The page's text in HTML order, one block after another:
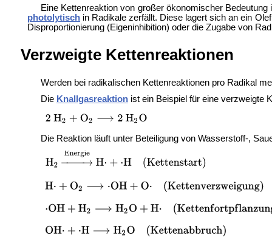
Eine Kettenreaktion von großer ökonomischer
photolytischin Radikale zerfällt. Diese lagert sich an ein
Disproportionierung (Eigeninhibition) oder die Zugabe von
Verzweigte Kettenreaktionen
Werden bei radikalischen Kettenreaktionen pro Radikal
Die Knallgasreaktionist ein Beispiel für eine verzweigte
Die Reaktion läuft unter Beteiligung von Wasserstoff-,